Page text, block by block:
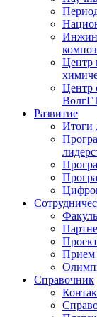
Центр
Центр
Развитие
Итоги
Прием
Справочник